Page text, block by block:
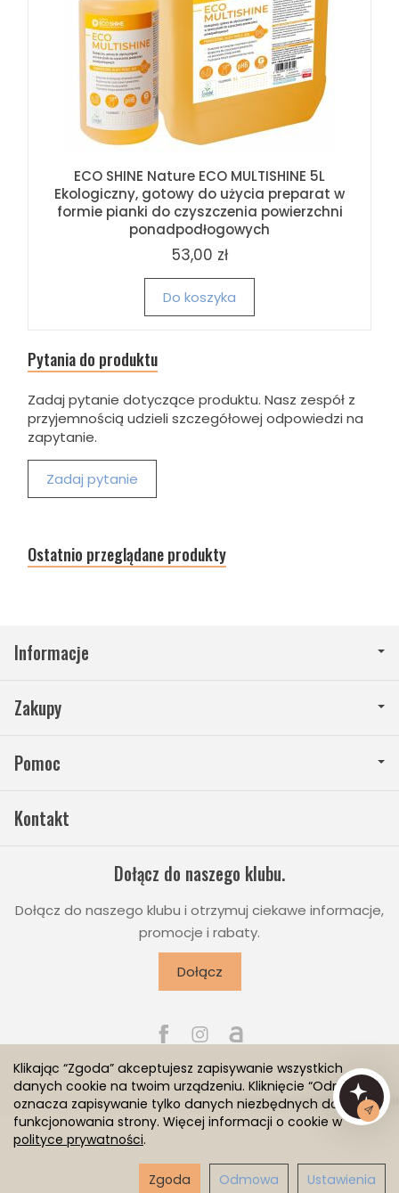
ECO SHINE Nature ECO MULTISHINE 5L
Ekologiczny, gotowy do użycia preparat w
formie pianki do czyszczenia powierzchni
ponadpodłogowych
53,00 zł
Do koszyka
Pytania do produktu
Zadaj pytanie dotyczące produktu. Nasz zespół z
przyjemnością udzieli szczegółowej odpowiedzi na
zapytanie.
Zadaj pytanie
Ostatnio przeglądane produkty
Informacje
Zakupy
Pomoc
Kontakt
Dołącz do naszego klubu.
Dołącz do naszego klubu i otrzymuj ciekawe informacje,
promocje i rabaty.
Dołącz
Sklep internetowy SOTESHOP AI
Klikając “Zgoda” akceptujesz zapisywanie wszystkich
danych cookie na twoim urządzeniu. Kliknięcie “Odmowa”
oznacza zapisywanie tylko danych niezbędnych do
funkcjonowania strony. Więcej informacji o cookie w
polityce prywatności.
Ustawienia
Odmowa
Zgoda